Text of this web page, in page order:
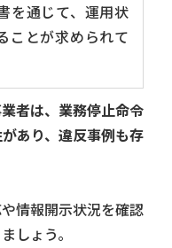
を通じて、運用状
ことが求められて
者は、業務停止命令
あり、違反事例も存
情報開示状況を確認
しょう。